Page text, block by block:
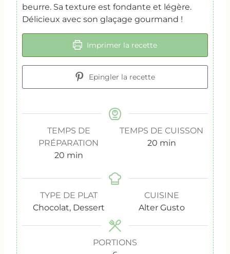
beurre. Sa texture est fondante et légère.
Délicieux avec son glaçage gourmand !
Imprimer la recette
Epingler la recette
TEMPS DE
PRÉPARATION
20m
n
u
t
s
min
TEMPS DE CUISSON
20m
u
t
e
min
TYPE DE PLAT
Chocolat, Dessert
CUISINE
Alter Gusto
PORTIONS